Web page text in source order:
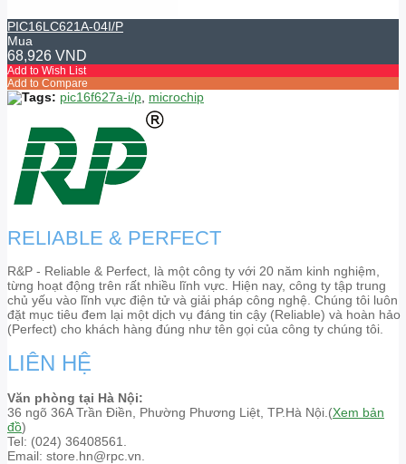
PIC16LC621A-04I/P
Mua
68,926 VND
Add to Wish List
Add to Compare
Tags: pic16f627a-i/p microchip
RELIABLE & PERFECT
R&P - Reliable & Perfect, là một công ty với 20 năm kinh nghiệm,
từng hoạt động trên rất nhiều lĩnh vực. Hiện nay, công ty tập trung
chủ yếu vào lĩnh vực điện tử và giải pháp công nghệ. Chúng tôi luôn
đặt mục tiêu đem lại một dịch vụ đáng tin cậy (Reliable) và hoàn hảo
(Perfect) cho khách hàng đúng như tên gọi của công ty chúng tôi.
LIÊN HỆ
Văn phòng tại Hà Nội:
36 ngõ 36A Trần Điền, Phường Phương Liệt, TP.Hà Nội.(Xem bản
đồ)
Tel: (024) 36408561.
Email: store.hn@rpc.vn.